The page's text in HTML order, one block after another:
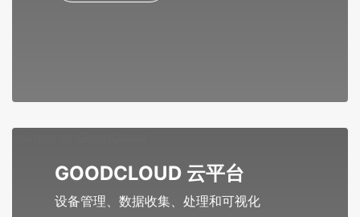
GOODCLOUD 云平台
设备管理、数据收集、处理和可视化